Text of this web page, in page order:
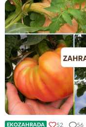
EKOZAHRADA 52 56